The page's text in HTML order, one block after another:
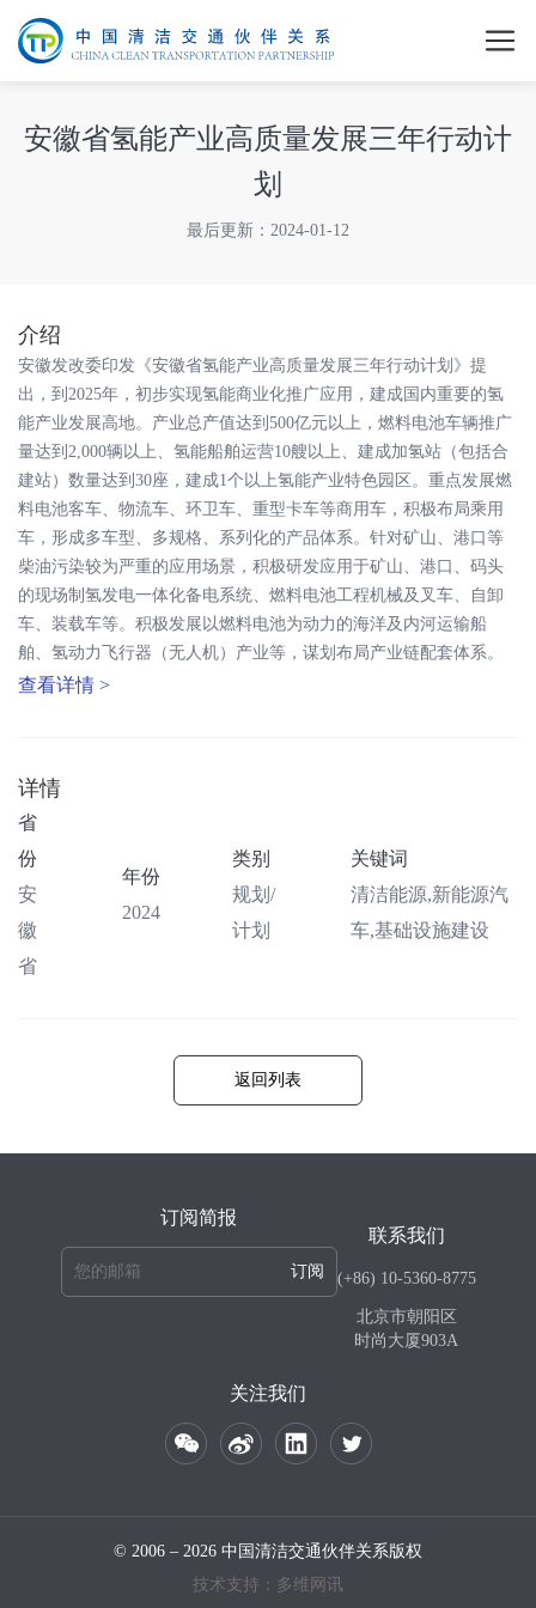
安徽省氢能产业高质量发展三年行动计
划
最后更新：2024-01-12
介绍
安徽发改委印发《安徽省氢能产业高质量发展三年行动计划》提
出，到2025年，初步实现氢能商业化推广应用，建成国内重要的氢
能产业发展高地。产业总产值达到500亿元以上，燃料电池车辆推广
量达到2,000辆以上、氢能船舶运营10艘以上、建成加氢站（包括合
建站）数量达到30座，建成1个以上氢能产业特色园区。重点发展燃
料电池客车、物流车、环卫车、重型卡车等商用车，积极布局乘用
车，形成多车型、多规格、系列化的产品体系。针对矿山、港口等
柴油污染较为严重的应用场景，积极研发应用于矿山、港口、码头
的现场制氢发电一体化备电系统、燃料电池工程机械及叉车、自卸
车、装载车等。积极发展以燃料电池为动力的海洋及内河运输船
舶、氢动力飞行器（无人机）产业等，谋划布局产业链配套体系。
查看详情 >
详情
省
份
安
徽
省
年份
2024
类别
规划/
计划
关键词
清洁能源,新能源汽
车,基础设施建设
返回列表
订阅简报
订阅
联系我们
(+86) 10-5360-8775
北京市朝阳区
时尚大厦903A
关注我们
© 2006 – 2026 中国清洁交通伙伴关系版权
技术支持：多维网讯